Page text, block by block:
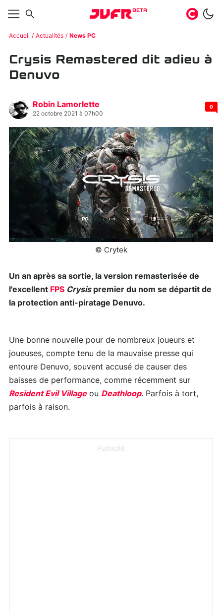
BETA
Accueil Actualités News PC
Crysis Remastered dit adieu à
Denuvo
Robin Lamorlette
22 octobre 2021 à 07h00
0
© Crytek
Un an après sa sortie, la version remasterisée de
l'excellent FPS Crysispremier du nom se départit de
la protection anti-piratage Denuvo.
Une bonne nouvelle pour de nombreux joueurs et
joueuses, compte tenu de la mauvaise presse qui
entoure Denuvo, souvent accusé de causer des
baisses de performance, comme récemment sur
Resident Evil Villageou Deathloop. Parfois à tort,
parfois à raison.
Publicité